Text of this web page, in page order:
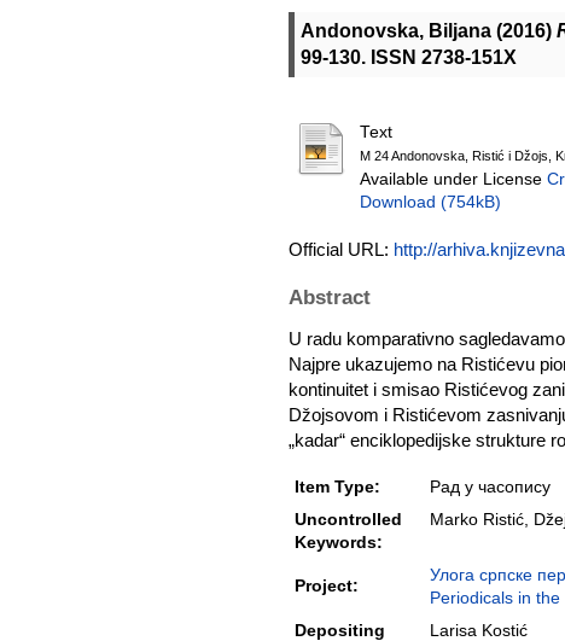
Andonovska, Biljana (2016)
99-130. ISSN 2738-151X
Text
M 24 Andonovska, Ristić i Džojs,
Available under License
Download (754kB)
Official URL: http://
Abstract
U radu komparativno
Najpre ukazujemo na Ristićevu
kontinuitet i smisao Ristićevog
Džojsovom i Ristićevom
„kadar“ enciklopedijske strukture
Item Type:
Рад у часопису
Uncontrolled
Keywords:
Marko Ristić,
Project:
Улога српске
Periodicals in
Depositing
Larisa Kostić